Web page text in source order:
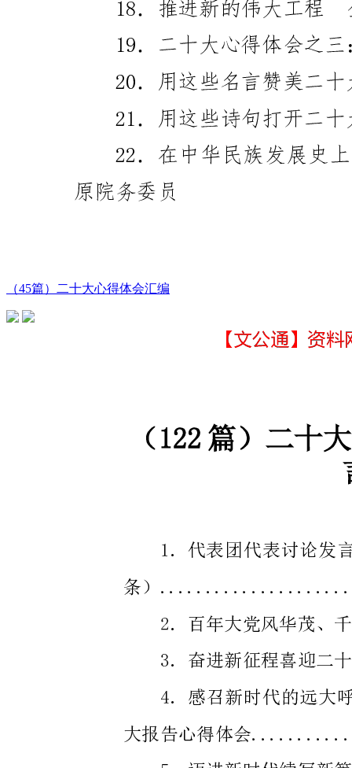
（45篇）二十大心得体会汇编